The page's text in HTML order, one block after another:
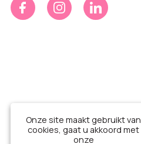
Onze site maakt gebruikt van
cookies, gaat u akkoord met
onze